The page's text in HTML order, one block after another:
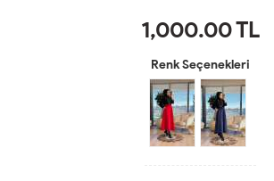
1,000.00TL
Renk Seçenekleri